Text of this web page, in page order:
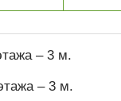
– 3 м.
– 3 м.